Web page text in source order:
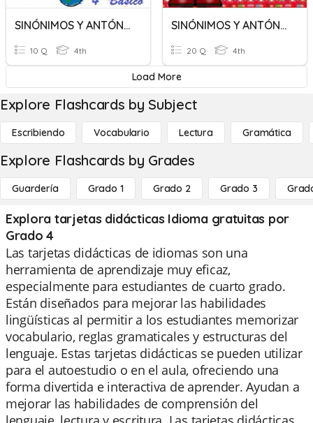
SINÓNIMOS Y ANTÓNIMOS
10 Q 4th
SINÓNIMOS Y ANTÓNIMOS 4º
20 Q 4th
Load More
Explore Flashcards by Subject
Escribiendo Vocabulario Lectura Gramática
Explore Flashcards by Grades
Guardería Grado 1 Grado 2 Grado 3
Explora tarjetas didácticas Idioma gratuitas por
Grado 4
Las tarjetas didácticas de idiomas son una
herramienta de aprendizaje muy eficaz,
especialmente para estudiantes de cuarto grado.
Están diseñados para mejorar las habilidades
lingüísticas al permitir a los estudiantes memorizar
vocabulario, reglas gramaticales y estructuras del
lenguaje. Estas tarjetas didácticas se pueden utilizar
para el autoestudio o en el aula, ofreciendo una
forma divertida e interactiva de aprender. Ayudan a
mejorar las habilidades de comprensión del